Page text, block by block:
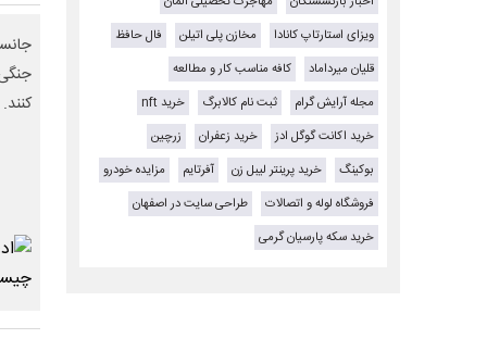
ویزای استارتاپ کانادا
مخازن پلی اتیلن
فال حافظ
قلیان میرداماد
کافه مناسب کار و مطالعه
مجله آرایش گرام
ثبت نام کالابرگ
خرید nft
خرید اکانت گوگل ادز
خرید زعفران
زرچین
بوکینگ
خرید پرینتر لیبل زن آفرتایم
مزایده خودرو
فروشگاه لوله و اتصالات
طراحی سایت در اصفهان
خرید سکه پارسیان گرمی